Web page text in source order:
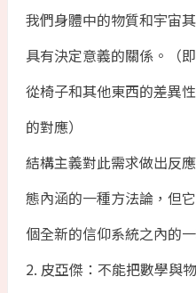
我們身體中的物質和宇宙
具有決定意義的關係。（
從椅子和其他東西的差異
的對應）
結構主義對此需求做出反
態內涵的一種方法論，但
個全新的信仰系統之內的
2. 皮亞傑：不能把數學與